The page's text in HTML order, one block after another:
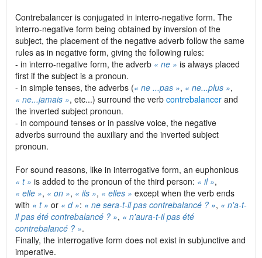
Contrebalancer is conjugated in interro-negative form. The
interro-negative form being obtained by inversion of the
subject, the placement of the negative adverb follow the same
rules as in negative form, giving the following rules:
- in interro-negative form, the adverb « ne » is always placed
first if the subject is a pronoun.
- in simple tenses, the adverbs (« ne ...pas », « ne...plus »,
« ne...jamais », etc...) surround the verb contrebalancer and
the inverted subject pronoun.
- in compound tenses or in passive voice, the negative
adverbs surround the auxiliary and the inverted subject
pronoun.
For sound reasons, like in interrogative form, an euphonious
« t » is added to the pronoun of the third person: « il »,
« elle », « on », « ils », « elles » except when the verb ends
with « t » or « d »: « ne sera-t-il pas contrebalancé ? », « n'a-t-
il pas été contrebalancé ? », « n'aura-t-il pas été
contrebalancé ? ».
Finally, the interrogative form does not exist in subjunctive and
imperative.